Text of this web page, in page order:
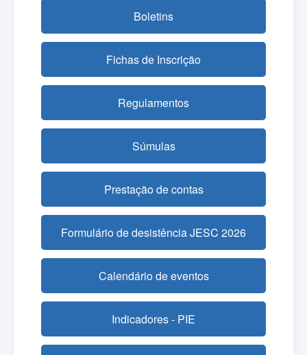
Boletins
Fichas de Inscrição
Regulamentos
Súmulas
Prestação de contas
Formulário de desistência JESC 2026
Calendário de eventos
Indicadores - PIE